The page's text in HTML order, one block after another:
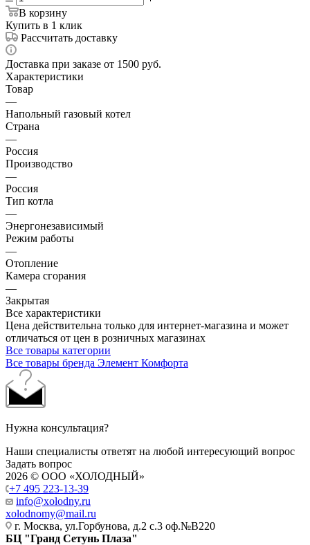
В корзину
Купить в 1 клик
Рассчитать доставку
Доставка при заказе от 1500 руб.
Характеристики
Товар
—
Напольный газовый котел
Страна
—
Россия
Производство
—
Россия
Тип котла
—
Энергонезависимый
Режим работы
—
Отопление
Камера сгорания
—
Закрытая
Все характеристики
Цена действительна только для интернет-магазина и может
отличаться от цен в розничных магазинах
Все товары категории
Все товары бренда Элемент Комфорта
Нужна консультация?
Наши специалисты ответят на любой интересующий вопрос
Задать вопрос
2026 © ООО «ХОЛОДНЫЙ»
+7 495 223-13-39
info@xolodny.ru
xolodnomy@mail.ru
г. Москва, ул.Горбунова, д.2 с.3 оф.№В220
БЦ "Гранд Сетунь Плаза"